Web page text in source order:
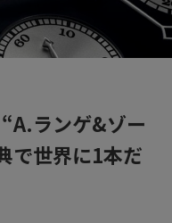
ランゲ&ゾー
で世界に1本だ